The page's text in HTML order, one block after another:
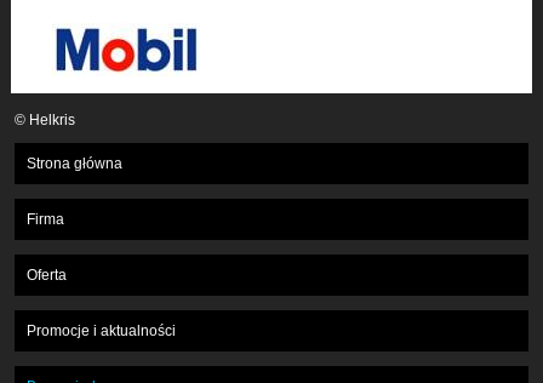
© Helkris
Strona główna
Firma
Oferta
Promocje i aktualności